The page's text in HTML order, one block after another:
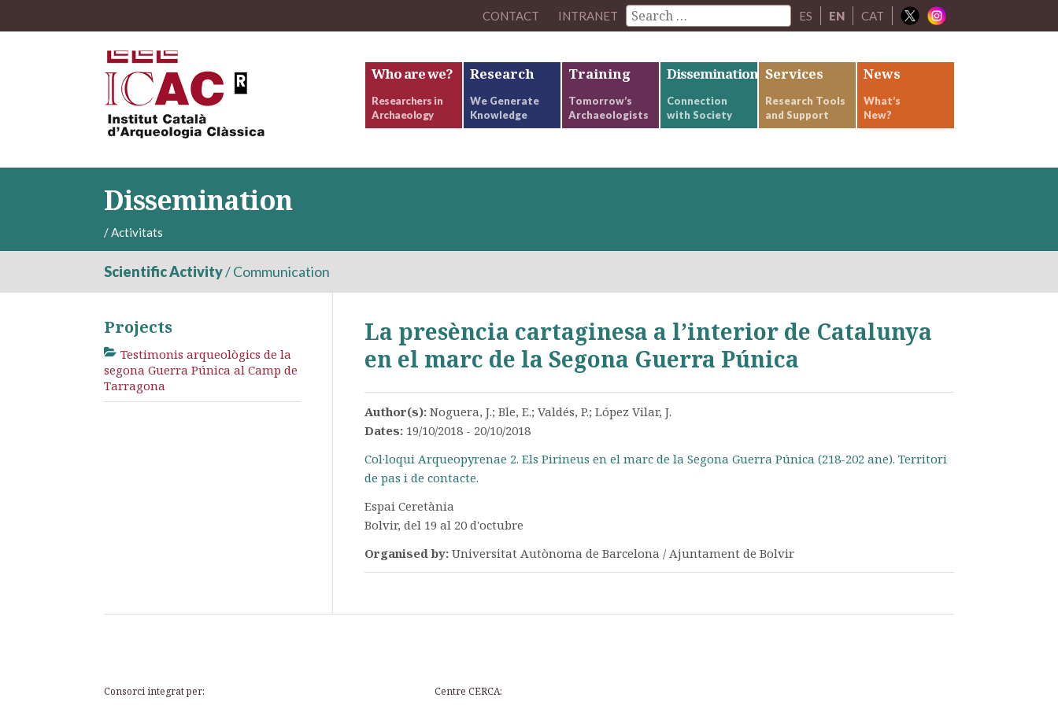
CONTACT INTRANET ES EN CAT
Who are we?
Researchers in
Archaeology
Research
We Generate
Knowledge
Training
Tomorrow’s
Archaeologists
Dissemination
Connection
with Society
Services
Research Tools
and Support
News
What’s
New?
Dissemination
/Activitats
Scientific Activity/Communication
La presència cartaginesa a l’interior de Catalunya
en el marc de la Segona Guerra Púnica
Author(s): Noguera, J.; Ble, E.; Valdés, P.; López Vilar, J.
Dates: 19/10/2018 - 20/10/2018
Col·loqui Arqueopyrenae 2. Els Pirineus en el marc de la Segona Guerra Púnica (218-202 ane). Territori
de pas i de contacte.
Espai Ceretània
Bolvir, del 19 al 20 d'octubre
Organised by: Universitat Autònoma de Barcelona / Ajuntament de Bolvir
Projects
Testimonis arqueològics de la
segona Guerra Púnica al Camp de
Tarragona
Consorci integrat per: Centre CERCA: